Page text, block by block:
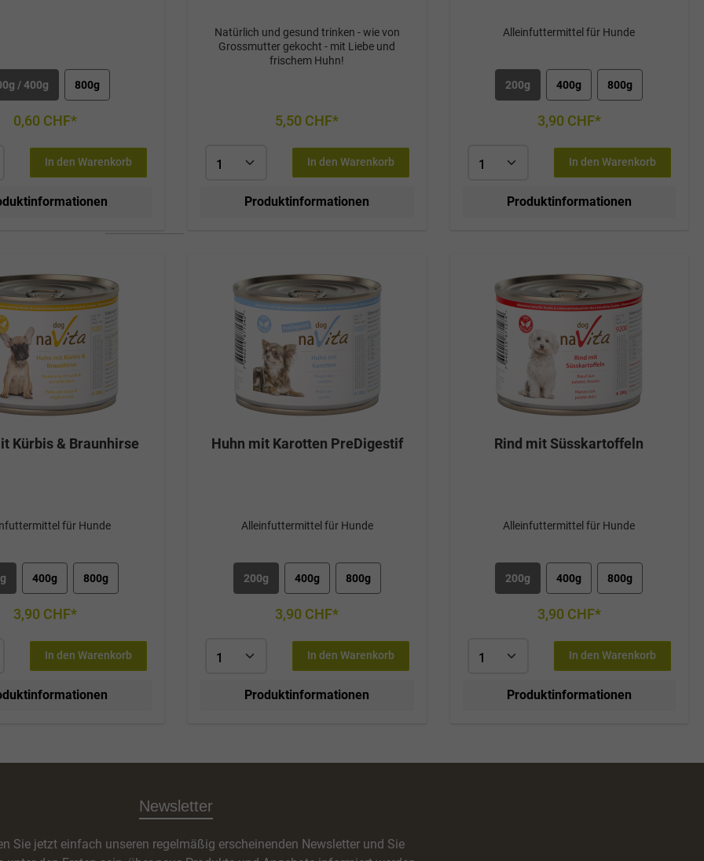
/ 400g 800g
0,60 CHF*
In den Warenkorb
Natürlich und gesund trinken - wie von
Grossmutter gekocht - mit Liebe und
frischem Huhn!
5,50 CHF*
In den Warenkorb
Produktinformationen
Alleinfuttermittel für Hunde
200g 400g 800g
3,90 CHF*
In den Warenkorb
Produktinformationen
Kürbis & Braunhirse
für Hunde
400g 800g
3,90 CHF*
In den Warenkorb
Huhn mit Karotten PreDigestif
Alleinfuttermittel für Hunde
200g 400g 800g
3,90 CHF*
In den Warenkorb
Produktinformationen
Rind mit Süsskartoffeln
Alleinfuttermittel für Hunde
200g 400g 800g
3,90 CHF*
In den Warenkorb
Produktinformationen
Newsletter
Sie jetzt einfach unseren regelmäßig erscheinenden Newsletter und Sie